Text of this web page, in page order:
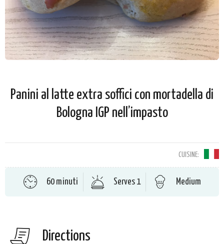
Panini al latte extra soffici con mortadella di
Bologna IGP nell’impasto
CUISINE:
60 minuti Serves 1 Medium
Directions